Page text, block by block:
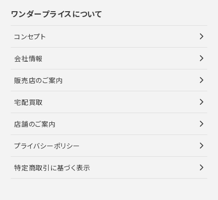
ワンダープライスについて
コンセプト
会社情報
販売店のご案内
宅配買取
店舗のご案内
プライバシーポリシー
特定商取引に基づく表示